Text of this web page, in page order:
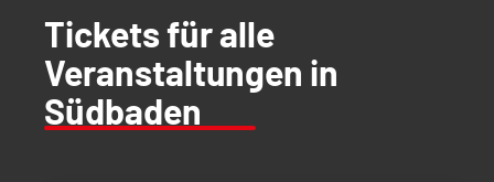
Tickets für alle
Veranstaltungen in
Südbaden